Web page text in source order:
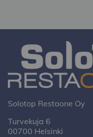
Solotop Restaone Oy
Turvekuja 6
00700 Helsinki